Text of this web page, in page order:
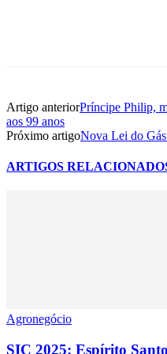
Artigo anteriorPríncipe Philip,
aos 99 anos
Próximo artigoNova Lei do Gás
ARTIGOS
Agronegócio
SIC 2025: Espírito